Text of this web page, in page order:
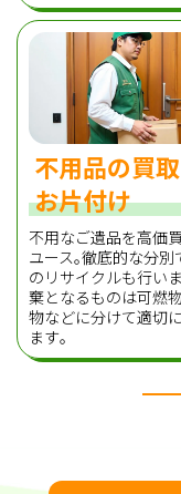
不用品の買取
お片付け
不用なご遺品を高価
ユース｡徹底的な分別
のリサイクルも行い
棄となるものは可燃
物などに分けて適切
ます｡